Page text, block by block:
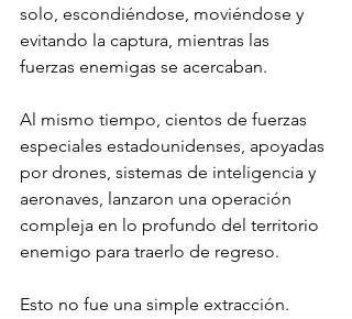
solo, escondiéndose, moviéndose y
evitando la captura, mientras las
fuerzas enemigas se acercaban.
Al mismo tiempo, cientos de fuerzas
especiales estadounidenses, apoyadas
por drones, sistemas de inteligencia y
aeronaves, lanzaron una operación
compleja en lo profundo del territorio
enemigo para traerlo de regreso.
Esto no fue una simple extracción.